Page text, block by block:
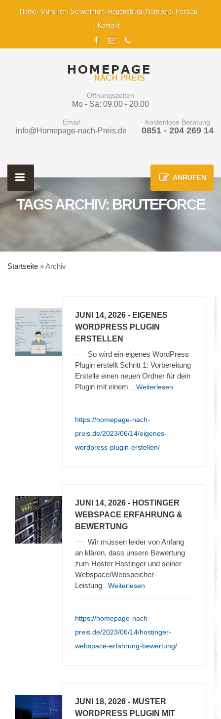
Home München Schweinfurt Regensburg Nürnberg
Passau
Kontakt
Öffnungszeiten
Mo - Sa: 09.00 - 20.00
Email
info@Homepage-nach-Preis.de
Kostenlose Beratung
0851 - 204 269 14
ANRUFEN
TAGS ARCHIV: BRUTEFORCE
Startseite »Archiv
JUNI 14, 2026 - EIGENES
WORDPRESS PLUGIN
ERSTELLEN
So wird ein eigenes WordPress
Plugin erstellt Schritt 1: Vorbereitung
Erstelle einen neuen Ordner für dein
Plugin mit einem
...Weiterlesen
https://homepage-nach-
preis.de/2023/06/14/eigenes-
wordpress-plugin-erstellen/
JUNI 14, 2026 - HOSTINGER
WEBSPACE ERFAHRUNG &
BEWERTUNG
Wir müssen leider von Anfang
an klären, dass unsere Bewertung
zum Hoster Hostinger und seiner
Webspace/Webspeicher-
Leistung ...Weiterlesen
https://homepage-nach-
preis.de/2023/06/14/hostinger-
webspace-erfahrung-bewertung/
JUNI 18, 2026 - MUSTER
WORDPRESS PLUGIN MIT